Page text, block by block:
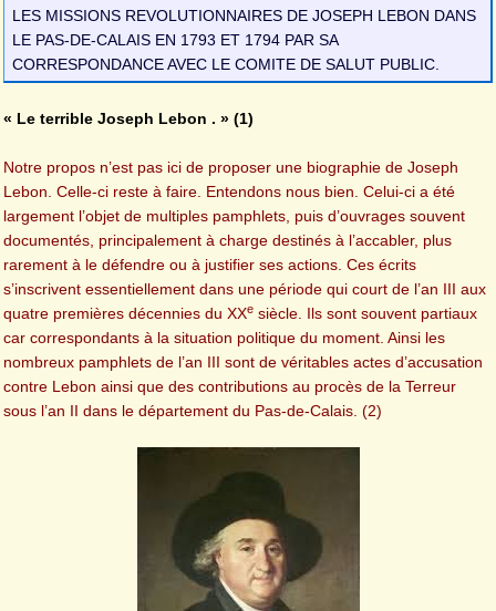
LES MISSIONS REVOLUTIONNAIRES DE JOSEPH LEBON DANS
LE PAS-DE-CALAIS EN 1793 ET 1794 PAR SA
CORRESPONDANCE AVEC LE COMITE DE SALUT PUBLIC.
« Le terrible Joseph Lebon . » (1)
Notre propos n’est pas ici de proposer une biographie de Joseph
Lebon. Celle-ci reste à faire. Entendons nous bien. Celui-ci a été
largement l’objet de multiples pamphlets, puis d’ouvrages souvent
documentés, principalement à charge destinés à l’accabler, plus
rarement à le défendre ou à justifier ses actions. Ces écrits
s’inscrivent essentiellement dans une période qui court de l’an III aux
quatre premières décennies du XXe siècle. Ils sont souvent partiaux
car correspondants à la situation politique du moment. Ainsi les
nombreux pamphlets de l’an III sont de véritables actes d’accusation
contre Lebon ainsi que des contributions au procès de la Terreur
sous l’an II dans le département du Pas-de-Calais. (2)